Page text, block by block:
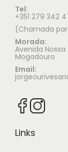
Tel:
+351 279 342
(Chamada
Morada:
Avenida
Mogadouro
Email:
Links